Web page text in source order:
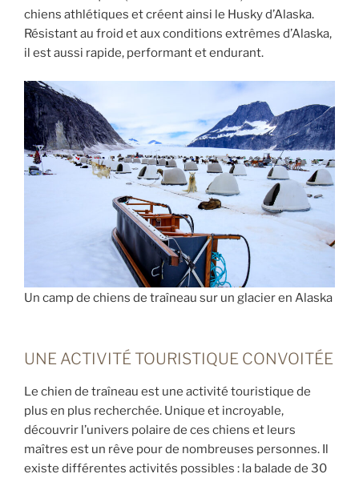
chiens athlétiques et créent ainsi le Husky d’Alaska.
Résistant au froid et aux conditions extrêmes d’Alaska,
il est aussi rapide, performant et endurant.
Un camp de chiens de traîneau sur un glacier en Alaska
UNE ACTIVITÉ TOURISTIQUE CONVOITÉE
Le chien de traîneau est une activité touristique de
plus en plus recherchée. Unique et incroyable,
découvrir l’univers polaire de ces chiens et leurs
maîtres est un rêve pour de nombreuses personnes. Il
existe différentes activités possibles : la balade de 30